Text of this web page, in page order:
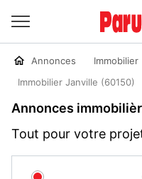
Annonces Immobilier
Immobilier Janville (60150)
Annonces
Tout pour votre